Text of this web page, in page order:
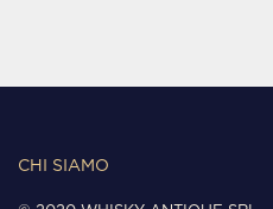
CHI SIAMO